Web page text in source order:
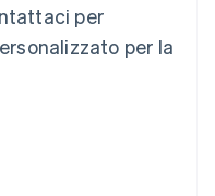
per
per la